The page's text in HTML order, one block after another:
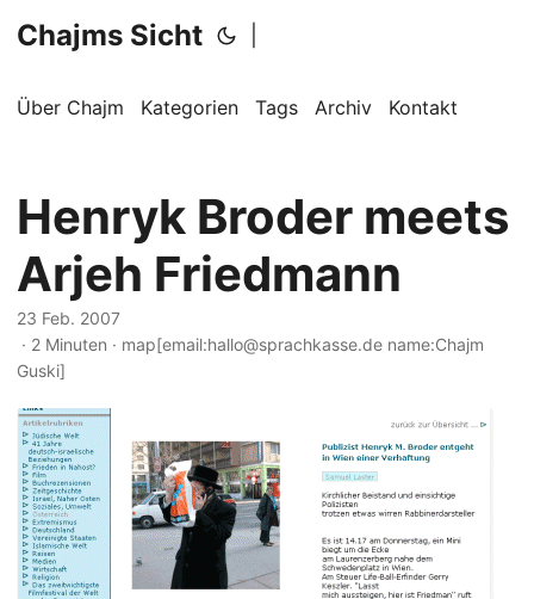
Chajms Sicht
Über Chajm Kategorien Tags Archiv Kontakt
Henryk Broder meets
Arjeh Friedmann
23 Feb. 2007
· 2 Minuten · map[email:hallo@sprachkasse.de name:Chajm
Guski]